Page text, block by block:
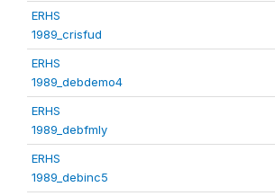
ERHS
1989_crisfud
ERHS
1989_debdemo4
ERHS
1989_debfmly
ERHS
1989_debinc5